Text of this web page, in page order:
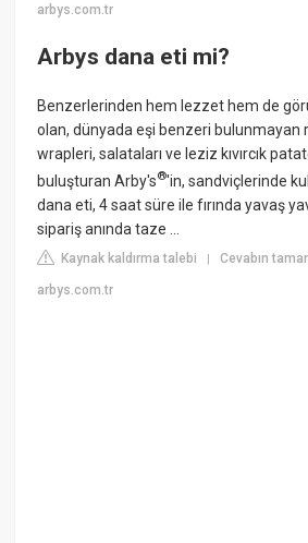
arbys.com.tr
Arbys dana eti mi?
Benzerlerinden hem lezzet hem de
olan, dünyada eşi benzeri bulunmayan
wrapleri, salataları ve leziz kıvırcık
buluşturan Arby's®'in, sandviçlerinde
dana eti, 4 saat süre ile fırında yavaş
sipariş anında taze ...
Kaynak kaldırma talebi |Cevabın
arbys.com.tr